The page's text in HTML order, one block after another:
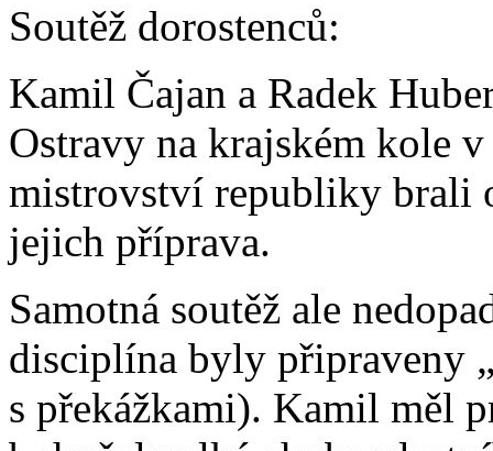
Soutěž dorostenců:
Kamil Čajan a Radek
Ostravy na krajském kole
mistrovství republiky brali
jejich příprava.
Samotná soutěž ale
disciplína byly připraveny
s překážkami). Kamil měl